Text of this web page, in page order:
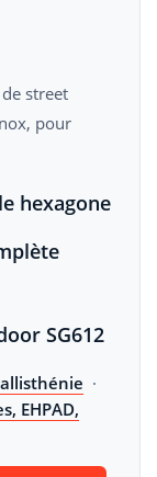
street
pour
hexagone
SG612
·
EHPAD,